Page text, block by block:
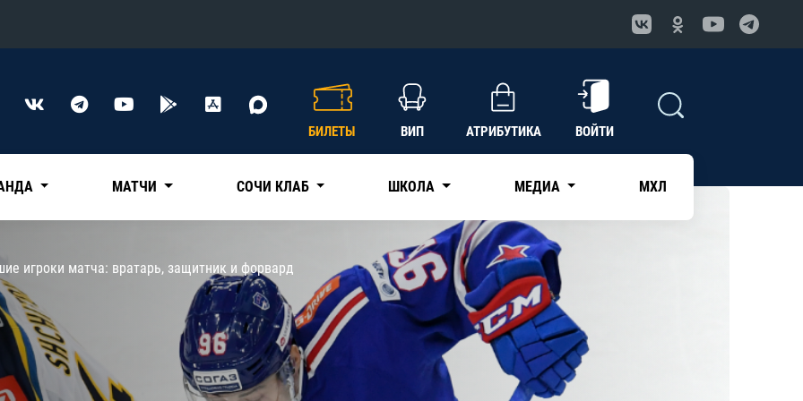
Конференция «Восток»
Трактор
Дивизион Чернышева
Авангард
Адмирал
КХЛ
БИЛЕТЫ ВИП АТРИБУТИКА ВОЙТИ
МАТЧИ СОЧИ КЛАБ ШКОЛА МЕДИА МХЛ
игроки матча: вратарь, защитник и форвард